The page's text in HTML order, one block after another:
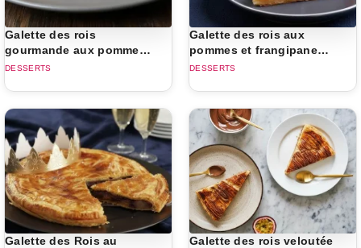
Galette des rois
gourmande aux pommes
et kiwis caramélisés
DESSERTS
Galette des rois aux
pommes et frangipane
fondante
DESSERTS
Galette des Rois au
Galette des rois veloutée